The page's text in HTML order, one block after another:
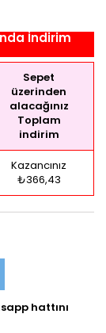
İndirim
Sepet
üzerinden
alacağınız
Toplam
indirim
Kazancınız
₺366,43
hattını